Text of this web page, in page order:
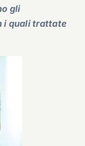
gli
i quali trattate